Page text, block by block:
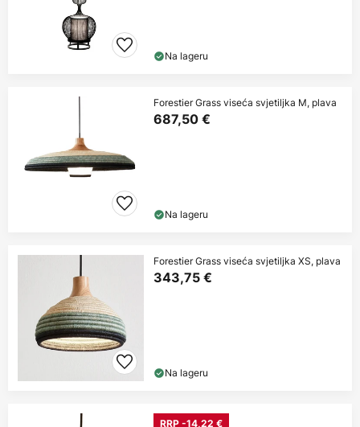
Na lageru
Forestier Grass viseća svjetiljka M, plava
687,50 €
Na lageru
Forestier Grass viseća svjetiljka XS, plava
343,75 €
Na lageru
RRP -14,22 €